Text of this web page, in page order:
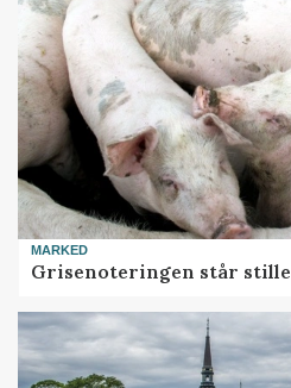
MARKED
Grisenoteringen står stille